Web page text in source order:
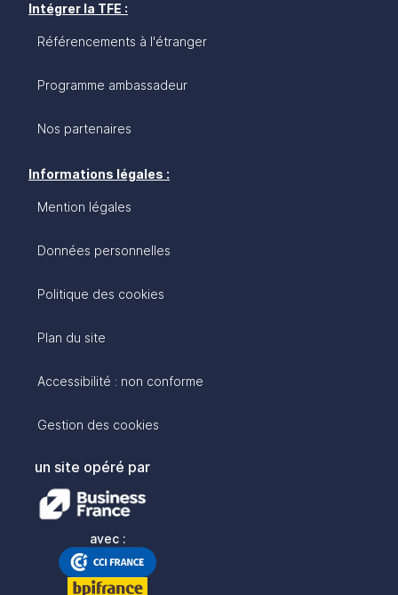
Intégrer la TFE :
Référencements à l'étranger
Programme ambassadeur
Nos partenaires
Informations légales :
Mention légales
Données personnelles
Politique des cookies
Plan du site
Accessibilité : non conforme
Gestion des cookies
un site opéré par
avec :